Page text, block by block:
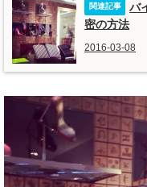
バ
密の方法
2016-03-08